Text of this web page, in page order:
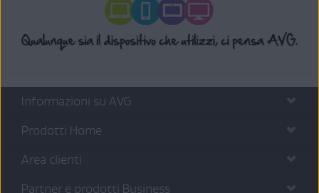
Informazioni su AVG
Prodotti Home
Area clienti
Partner e prodotti Business